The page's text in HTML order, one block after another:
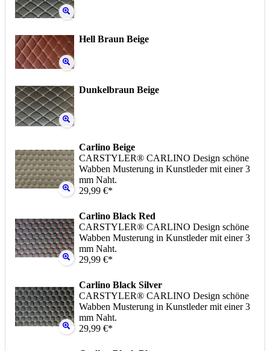
Hell Braun Beige
Dunkelbraun Beige
Carlino Beige
CARSTYLER® CARLINO Design schöne
Wabben Musterung in Kunstleder mit einer 3
mm Naht.
29,99 €*
Carlino Black Red
CARSTYLER® CARLINO Design schöne
Wabben Musterung in Kunstleder mit einer 3
mm Naht.
29,99 €*
Carlino Black Silver
CARSTYLER® CARLINO Design schöne
Wabben Musterung in Kunstleder mit einer 3
mm Naht.
29,99 €*